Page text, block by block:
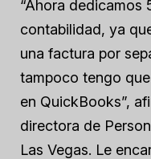
“Ahora dedicamos
contabilidad, ya
una factura por
tampoco tengo
en QuickBooks”,
directora de
Las Vegas. Le